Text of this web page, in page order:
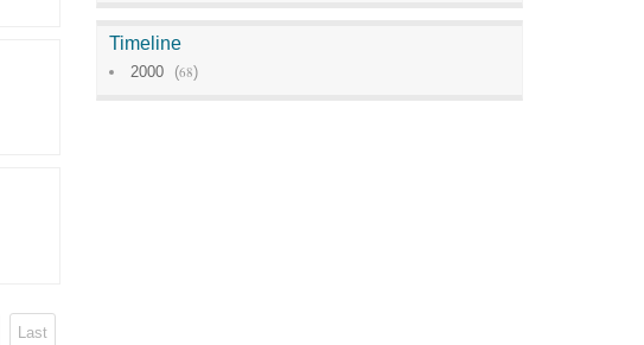
Last
Timeline
2000 (68)